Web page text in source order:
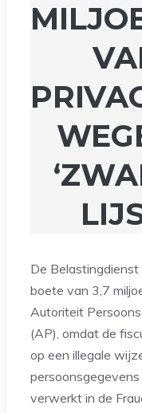
De Belastingdienst
boete van 3,7
Autoriteit
(AP), omdat de
op een illegale
verwerkt in de